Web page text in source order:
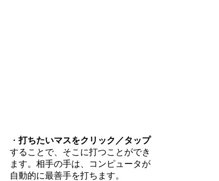
・打ちたいマスをクリック／タップ
することで、そこに打つことができ
ます。相手の手は、コンピュータが
自動的に最善手を打ちます。